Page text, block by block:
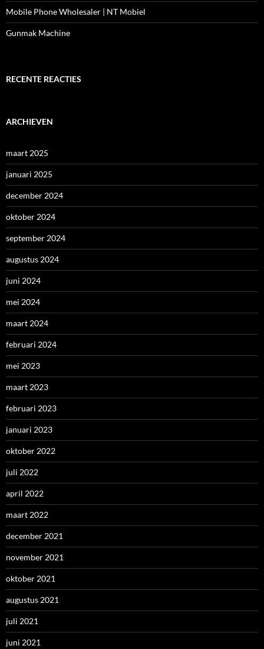
Mobile Phone Wholesaler | NT Mobiel
Gunmak Machine
RECENTE REACTIES
ARCHIEVEN
maart 2025
januari 2025
december 2024
oktober 2024
september 2024
augustus 2024
juni 2024
mei 2024
maart 2024
februari 2024
mei 2023
maart 2023
februari 2023
januari 2023
oktober 2022
juli 2022
april 2022
maart 2022
december 2021
november 2021
oktober 2021
augustus 2021
juli 2021
juni 2021